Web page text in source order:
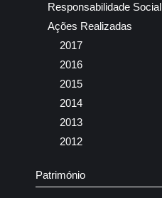
Responsabilidade Social
Ações Realizadas
2017
2016
2015
2014
2013
2012
Património